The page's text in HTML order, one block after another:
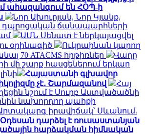
ահազանգում են ՀՕՊ-ի
Նոր Ախուրյան, Նոր Կյանք,
դպրոցական ճանապարհների
ԱՄՆ Սենատ է ներկայացվել
օրինագիծ
Ուկրաինան կարող
70 ATACMS հրթիռներ
Վաղը
մի շարք հասցեներում երկար
Հայաստանի գլխավոր
չէ․ Շարմազանով
Հայ
նշում է Սուրբ Աստվածածնի
նախորդող պահքի
իրավիճակ՝ Սևանում.
Օդեսան դարձել է ռուսաստանյան
հարձակման հիմնական